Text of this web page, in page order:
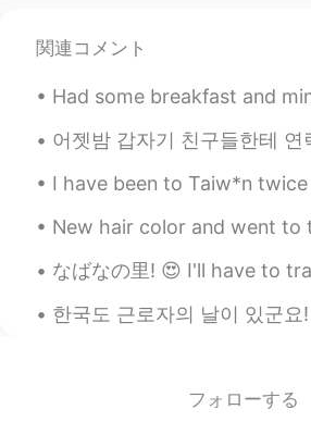
다!
マル
올리비아님께서 말씀하시
이 느껴져요 ㅜㅜ 제가 오
만 여태껏 느끼는 건데 노
무를 인연이 있고 아무리
않는 인연이 있어요 세상
원없이 좋겠지만 안되는
서 전 더 이상 인연에 연연
만남이 있으면 헤어짐이
関連コメント
Had some breakfast and mint tea because my stomach was upset 🍵
어젯밤 갑자기 친구들한테 연락이 와서 우리 동네 근처로 온다고 나와서 만나자고 했는데 어제는 일 때문에 조금 먼데
I have been to Taiw*n twice and I am hoping to return again. The
New hair color and went to the gym. 👩🏻‍🦰 Also did some shopping 😄🛍
なばなの里! 😍 I'll have to travel to Japan next winter so that I can see
한국도 근로자의 날이 있군요! 미국은 9월의 첫 월요일에 Labor Day가 있습니다 한국은 5월에 기념일이 참 많은
フォローする